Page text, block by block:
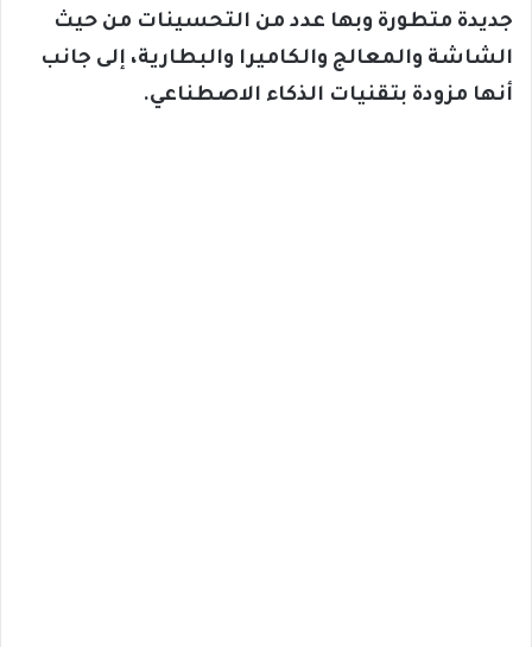
جديدة متطورة وبها عدد من التحسينات من حيث
الشاشة والمعالج والكاميرا والبطارية، إلى جانب
أنها مزودة بتقنيات الذكاء الاصطناعي.